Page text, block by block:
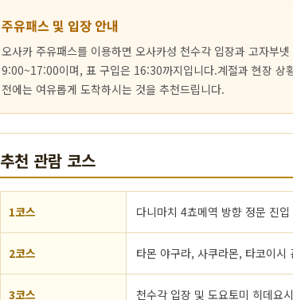
주유패스 및 입장 안내
오사카 주유패스를 이용하면 오사카성 천수각 입장과 고자부
9:00~17:00이며, 표 구입은 16:30까지입니다.계절과 현장 상
전에는 여유롭게 도착하시는 것을 추천드립니다.
추천 관람 코스
1코스 다니마치 4쵸메역 방향 정문 진입
2코스 타몬 야구라, 사쿠라몬, 타코이시
3코스 천수각 입장 및 도요토미 히데요